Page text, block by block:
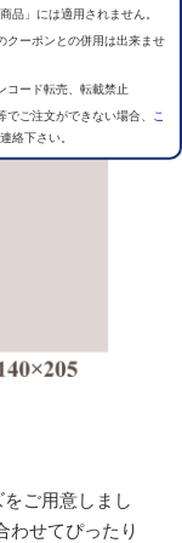
品」には適用されません。
クーポンとの併用は出来ませ
コード転売、転載禁止
でご注文ができない場合、
こ
絡下さい。
ご用意しまし
わせてぴったり